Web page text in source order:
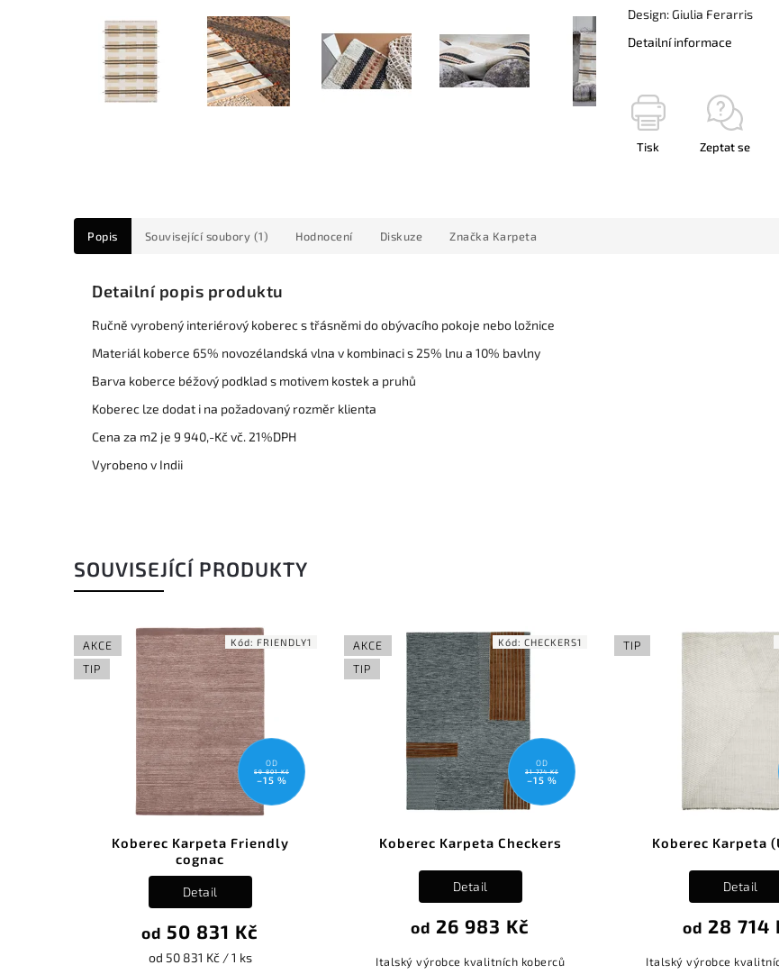
Design: Giulia Ferarris
Detailní informace
Tisk Zeptat se
Popis Související soubory (1) Hodnocení Diskuze Značka Karpeta
Detailní popis produktu
Ručně vyrobený interiérový koberec s třásněmi do obývacího pokoje nebo ložnice
Materiál koberce 65% novozélandská vlna v kombinaci s 25% lnu a 10% bavlny
Barva koberce béžový podklad s motivem kostek a pruhů
Koberec lze dodat i na požadovaný rozměr klienta
Cena za m2 je 9 940,-Kč vč. 21%DPH
Vyrobeno v Indii
SOUVISEJÍCÍ PRODUKTY
AKCE
TIP
OD
59 801 Kč
–15 %
Koberec Karpeta Friendly
cognac
od 50 831 Kč
od 50 831 Kč / 1 ks
Detail
Kód: FRIENDLY1
AKCE
TIP
OD
31 774 Kč
–15 %
Koberec Karpeta Checkers
od 26 983 Kč
Detail
Italský výrobce kvalitních koberců
Kód: CHECKERS1 TIP
Koberec Karpeta
od 28 714
Detail
Italský výrobce